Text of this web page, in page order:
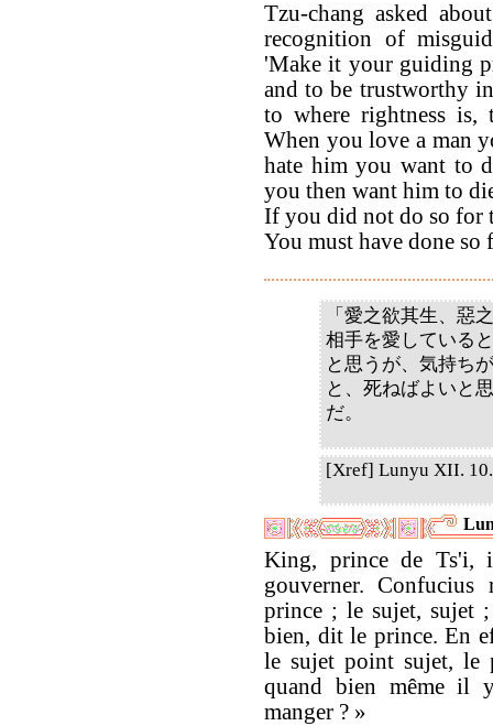
Tzu-chang asked
recognition of
'Make it your guiding
and to be trustworthy
to where rightness
When you love a man
hate him you want to
you then want him to
If you did not do so for
You must have done
「愛之欲其生、惡
相手を愛している
と思うが、気持ち
と、死ねばよいと
だ。
[Xref] Lunyu XII.
King, prince de Ts'i,
gouverner.
prince ; le sujet, sujet
bien, dit le prince. En
le sujet point sujet, le
quand bien même il
manger ? »